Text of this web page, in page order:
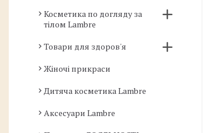
Косметика по догляду за
тілом Lambre
Товари для здоров'я
Жіночі прикраси
Дитяча косметика Lambre
Аксесуари Lambre